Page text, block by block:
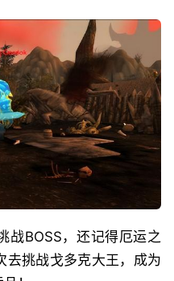
战BOSS，还记得厄运之
去挑战戈多克大王，成为